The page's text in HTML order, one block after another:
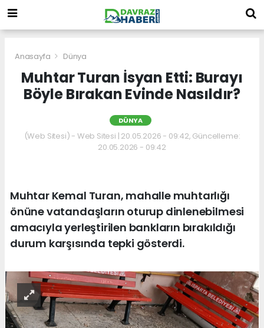
Anasayfa Dünya
Muhtar Turan İsyan Etti: Burayı
Böyle Bırakan Evinde Nasıldır?
DÜNYA
(Web Sitesi) - Web Sitesi | 20.05.2026 - 09:42, Güncelleme:
20.05.2026 - 09:42
Muhtar Kemal Turan, mahalle muhtarlığı
önüne vatandaşların oturup dinlenebilmesi
amacıyla yerleştirilen bankların bırakıldığı
durum karşısında tepki gösterdi.